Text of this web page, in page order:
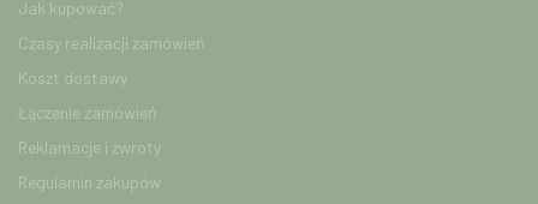
Jak kupować?
Czasy realizacji zamówień
Koszt dostawy
Łączenie zamówień
Reklamacje i zwroty
Regulamin zakupów